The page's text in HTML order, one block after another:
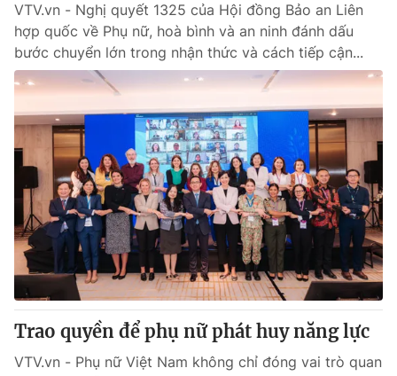
VTV.vn - Nghị quyết 1325 của Hội đồng Bảo an Liên
hợp quốc về Phụ nữ, hoà bình và an ninh đánh dấu
bước chuyển lớn trong nhận thức và cách tiếp cận...
Trao quyền để phụ nữ phát huy năng lực
VTV.vn - Phụ nữ Việt Nam không chỉ đóng vai trò quan